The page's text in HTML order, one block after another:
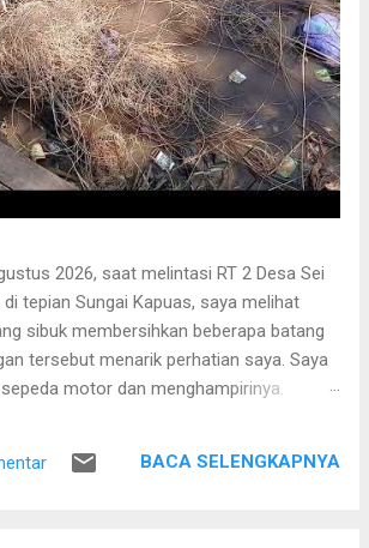
2026, saat melintasi RT 2 Desa Sei
tepian Sungai Kapuas, saya melihat
sibuk membersihkan beberapa batang
tersebut menarik perhatian saya. Saya
motor dan menghampirinya.
rotan hingga menjadi bahan
Di tangan masyarakat setempat, rotan
BACA SELENGKAPNYA